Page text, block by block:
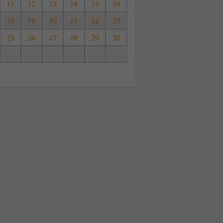
11 12 13 14 15
16
18
19 20 21 22
23
25
26 27 28 29 30